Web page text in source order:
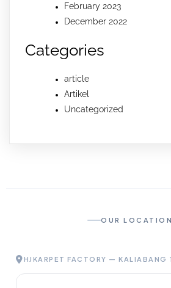
February 2023
December 2022
Categories
article
Artikel
Uncategorized
OUR LOCATION
HJKARPET FACTORY — KALIABANG